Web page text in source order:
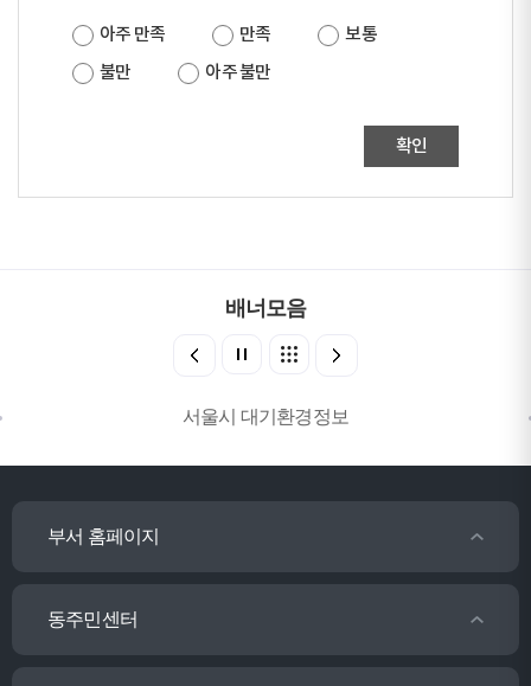
아주 만족 만족
보통
불만
아주 불만
확인
배너모음
서울시 대기환경정보
부서 홈페이지
동주민센터